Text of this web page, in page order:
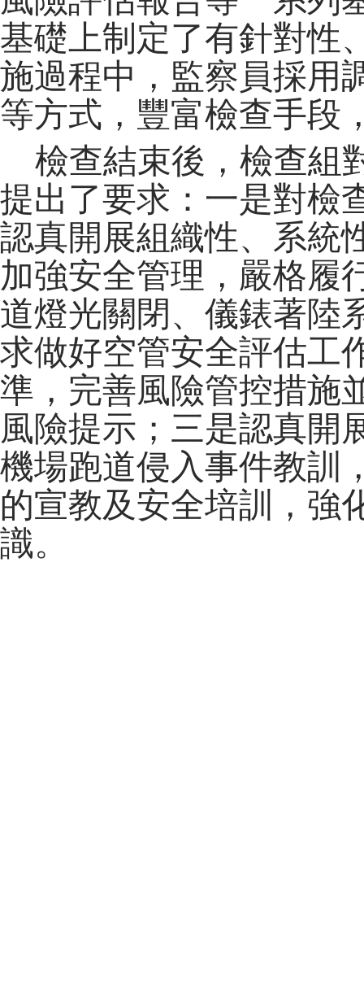
基礎上制定了有針對性
施過程中，監察員採用
等方式，豐富檢查手段
檢查結束後，檢查組
提出了要求：一是對檢
認真開展組織性、系統
加強安全管理，嚴格履
道燈光關閉、儀錶著陸
求做好空管安全評估工
準，完善風險管控措施
風險提示；三是認真開
機場跑道侵入事件教訓
的宣教及安全培訓，強
識。